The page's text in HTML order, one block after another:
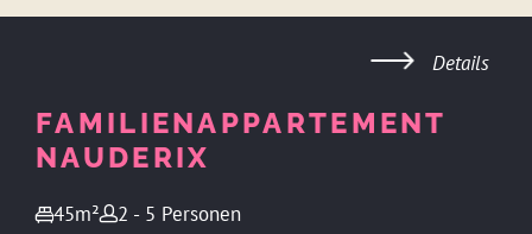
FAMILIENAPPARTEMENT
NAUDERIX
45m² 2 - 5 Personen
Details